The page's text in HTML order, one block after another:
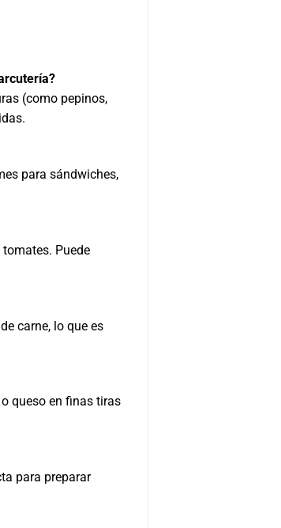
(como pepinos,
para sándwiches,
Puede
carne, lo que es
queso en finas tiras
para preparar